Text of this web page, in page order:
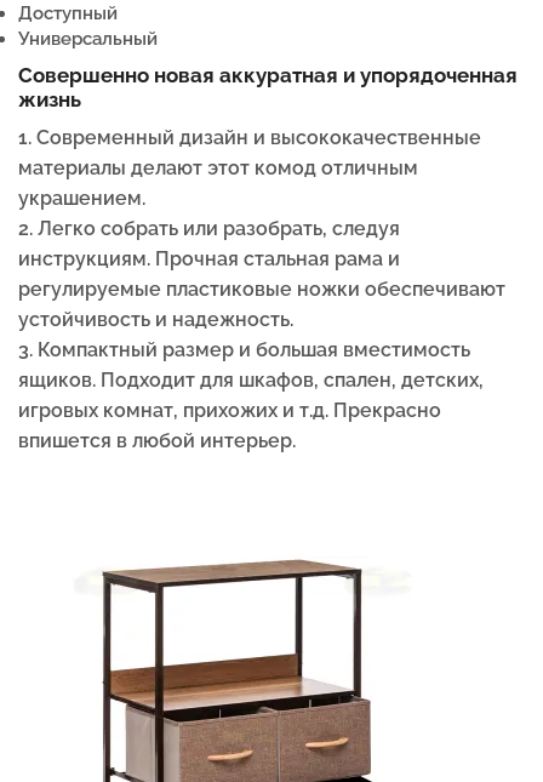
Доступный
Универсальный
Совершенно новая аккуратная и упорядоченная
жизнь
1. Современный дизайн и высококачественные
материалы делают этот комод отличным
украшением.
2. Легко собрать или разобрать, следуя
инструкциям. Прочная стальная рама и
регулируемые пластиковые ножки обеспечивают
устойчивость и надежность.
3. Компактный размер и большая вместимость
ящиков. Подходит для шкафов, спален, детских,
игровых комнат, прихожих и т.д. Прекрасно
впишется в любой интерьер.